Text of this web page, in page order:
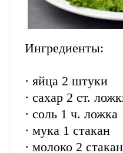
Ингредиенты:
· яйца 2 штуки
· сахар 2 ст.
· соль 1 ч. ложка
· мука 1 стакан
· молоко 2